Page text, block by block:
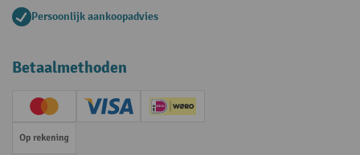
Persoonlijk aankoopadvies
Betaalmethoden
Creditcard (Master)Creditcard (Visa)iDEAL | Wero
Op rekening